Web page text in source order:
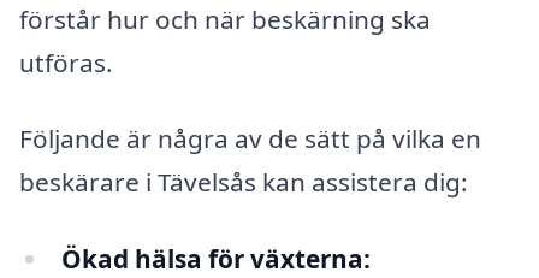
förstår hur och när beskärning ska
utföras.
Följande är några av de sätt på vilka en
beskärare i Tävelsås kan assistera dig:
Ökad hälsa för växterna: